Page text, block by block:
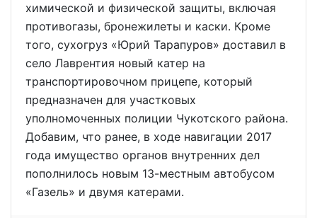
химической и физической защиты, включая
противогазы, бронежилеты и каски. Кроме
того, сухогруз «Юрий Тарапуров» доставил в
село Лаврентия новый катер на
транспортировочном прицепе, который
предназначен для участковых
уполномоченных полиции Чукотского района.
Добавим, что ранее, в ходе навигации 2017
года имущество органов внутренних дел
пополнилось новым 13-местным автобусом
«Газель» и двумя катерами.